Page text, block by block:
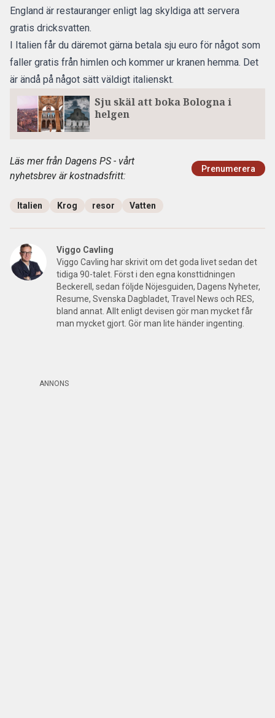
England är restauranger enligt lag skyldiga att servera
gratis dricksvatten.
I Italien får du däremot gärna betala sju euro för något som
faller gratis från himlen och kommer ur kranen hemma. Det
är ändå på något sätt väldigt italienskt.
Sju skäl att boka Bologna i
helgen
Läs mer från Dagens PS - vårt
nyhetsbrev är kostnadsfritt:
Prenumerera
Italien Krog resor Vatten
Viggo Cavling
Viggo Cavling har skrivit om det goda livet sedan det
tidiga 90-talet. Först i den egna konsttidningen
Beckerell, sedan följde Nöjesguiden, Dagens Nyheter,
Resume, Svenska Dagbladet, Travel News och RES,
bland annat. Allt enligt devisen gör man mycket får
man mycket gjort. Gör man lite händer ingenting.
ANNONS